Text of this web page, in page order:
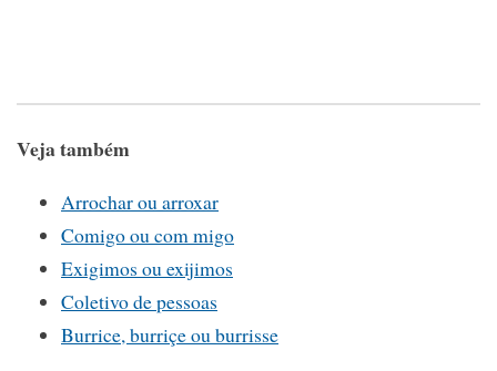
Veja também
Arrochar ou arroxar
Comigo ou com migo
Exigimos ou exijimos
Coletivo de pessoas
Burrice, burriçe ou burrisse